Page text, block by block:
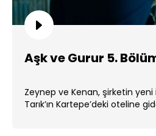
Aşk ve Gurur 5.
Zeynep ve Kenan, şirketin
Tarık’ın Kartepe’deki oteline